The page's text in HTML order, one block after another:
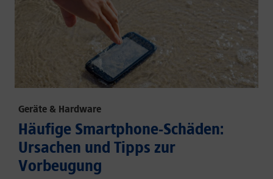
Geräte & Hardware
Häufige Smartphone-Schäden:
Ursachen und Tipps zur
Vorbeugung